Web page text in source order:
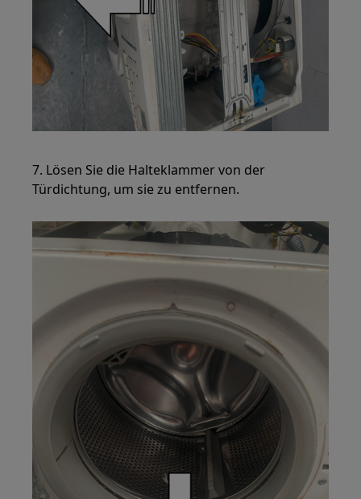
7. Lösen Sie die Halteklammer von der
Türdichtung, um sie zu entfernen.